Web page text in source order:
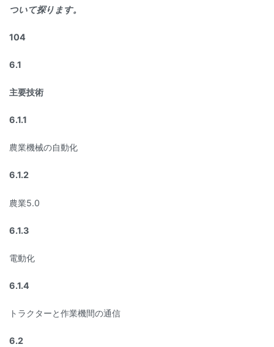
ついて探ります。
104
6.1
主要技術
6.1.1
農業機械の自動化
6.1.2
農業5.0
6.1.3
電動化
6.1.4
トラクターと作業機間の通信
6.2